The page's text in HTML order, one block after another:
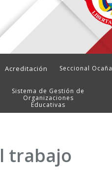
Acreditación Seccional Ocaña
Sistema de Gestión de
Organizaciones
Educativas
trabajo